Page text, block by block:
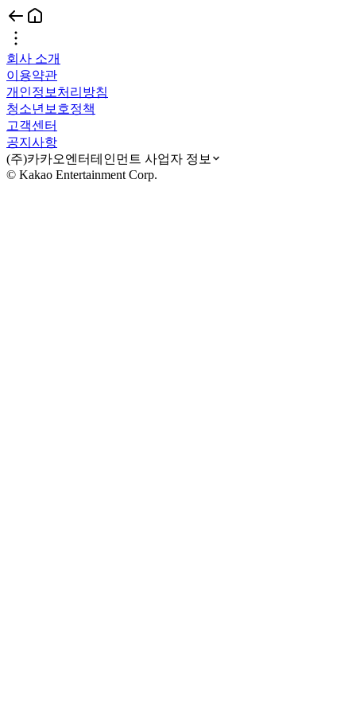
회사 소개
이용약관
개인정보처리방침
청소년보호정책
고객센터
공지사항
(주)카카오엔터테인먼트 사업자 정보
© Kakao Entertainment Corp.